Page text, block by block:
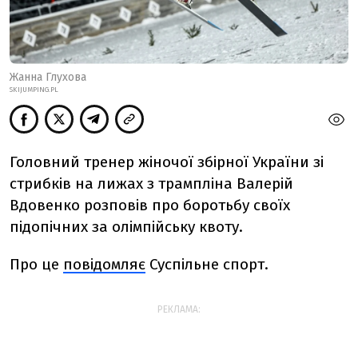
Жанна Глухова
SKIJUMPING.PL
Головний тренер жіночої збірної України зі
стрибків на лижах з трампліна Валерій
Вдовенко розповів про боротьбу своїх
підопічних за олімпійську квоту.
Про це повідомляє Суспільне спорт.
РЕКЛАМА: